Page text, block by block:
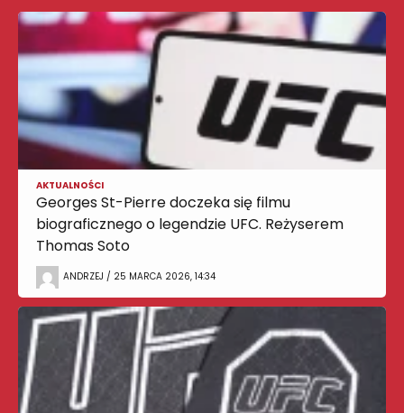
AKTUALNOŚCI
Georges St-Pierre doczeka się filmu
biograficznego o legendzie UFC. Reżyserem
Thomas Soto
ANDRZEJ / 25 MARCA 2026, 14:34